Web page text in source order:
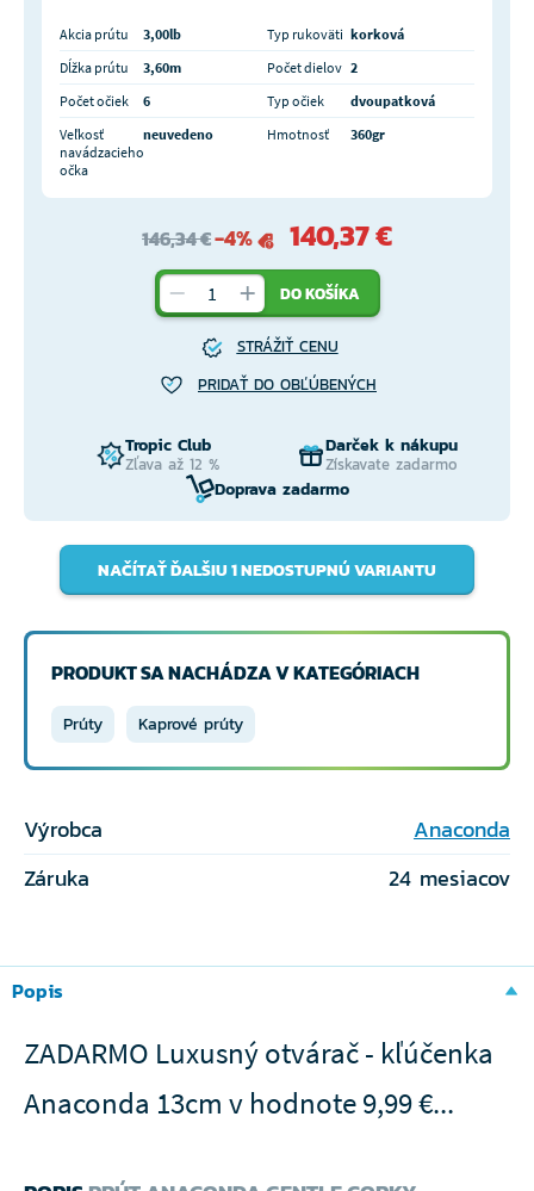
Akcia prútu 3,00lb Typ rukoväti korková
Dĺžka prútu
3,60m Počet dielov 2
Počet očiek
6 Typ očiek
dvoupatková
Veľkosť
navádzacieho
očka
neuvedeno Hmotnosť 360gr
146,34 €-4% 140,37 €
DO KOŠÍKA
STRÁŽIŤ CENU
PRIDAŤ DO OBĽÚBENÝCH
Tropic Club
Zľava až 12 %
Darček k nákupu
Získavate zadarmo
Doprava zadarmo
NAČÍTAŤ ĎALŠIU 1 NEDOSTUPNÚ VARIANTU
PRODUKT SA NACHÁDZA V KATEGÓRIACH
Prúty Kaprové prúty
Výrobca
Anaconda
Záruka
24 mesiacov
Popis
ZADARMO Luxusný otvárač - kľúčenka
Anaconda 13cm v hodnote 9,99 €...